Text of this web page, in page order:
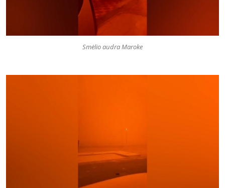
Smėlio audra Maroke